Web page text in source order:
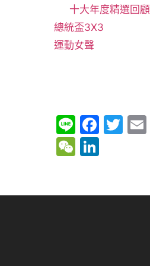
十大年度精選回顧
總統盃3X3
運動女聲
Li
n
e
F
b
T
W
h e